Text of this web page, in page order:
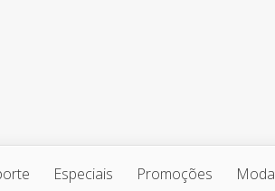
Especiais Promoções Moda